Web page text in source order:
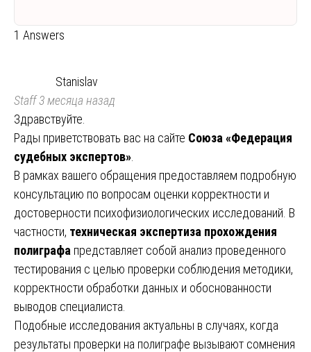
1 Answers
Stanislav
Staff3 месяца назад
Здравствуйте.
Рады приветствовать вас на сайте Союза «Федерация
судебных экспертов»
В рамках вашего обращения предоставляем подробную
консультацию по вопросам оценки корректности и
достоверности психофизиологических исследований. В
частности, техническая экспертиза прохождения
полиграфа представляет собой анализ проведенного
тестирования с целью проверки соблюдения методики,
корректности обработки данных и обоснованности
выводов специалиста.
Подобные исследования актуальны в случаях, когда
результаты проверки на полиграфе вызывают сомнения